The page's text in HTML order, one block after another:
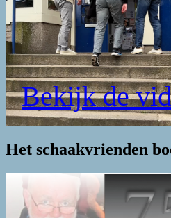
Bekijk de
Het schaakvrienden